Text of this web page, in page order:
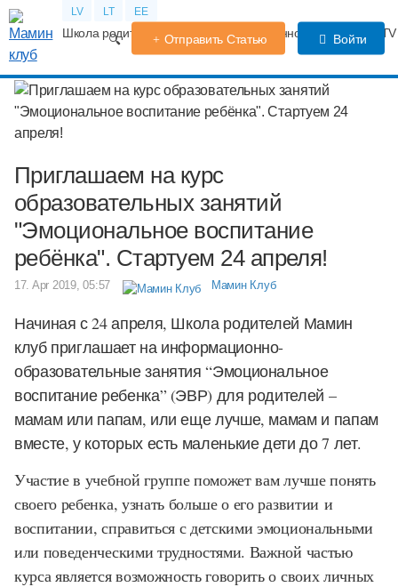
LV LT EE
Школа родителей Календарь беременности Форум
Отправить Статью Войти
Приглашаем на курс
образовательных занятий
"Эмоциональное воспитание
ребёнка". Стартуем 24 апреля!
17. Apr 2019, 05:57 Мамин Клуб
Начиная с 24 апреля, Школа родителей Мамин
клуб приглашает на информационно-
образовательные занятия “Эмоциональное
воспитание ребенка” (ЭВР) для родителей –
мамам или папам, или еще лучше, мамам и папам
вместе, у которых есть маленькие дети до 7 лет.
Участие в учебной группе поможет вам лучше понять
своего ребенка, узнать больше о его развитии и
воспитании, справиться с детскими эмоциональными
или поведенческими трудностями. Важной частью
курса является возможность говорить о своих личных